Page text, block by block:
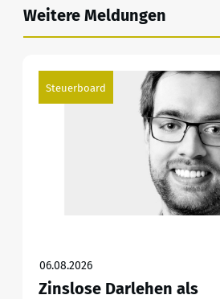
Weitere Meldungen
Steuerboard
06.08.2026
Zinslose Darlehen als